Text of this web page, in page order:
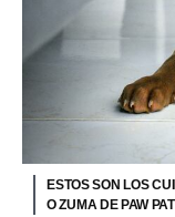
ESTOS SON LOS
O ZUMA DE PAW